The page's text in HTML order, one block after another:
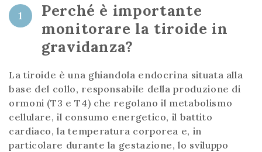
1
Perché è importante
monitorare la tiroide in
gravidanza?
La tiroide è una ghiandola endocrina situata alla
base del collo, responsabile della produzione di
ormoni (T3 e T4) che regolano il metabolismo
cellulare, il consumo energetico, il battito
cardiaco, la temperatura corporea e, in
particolare durante la gestazione, lo sviluppo